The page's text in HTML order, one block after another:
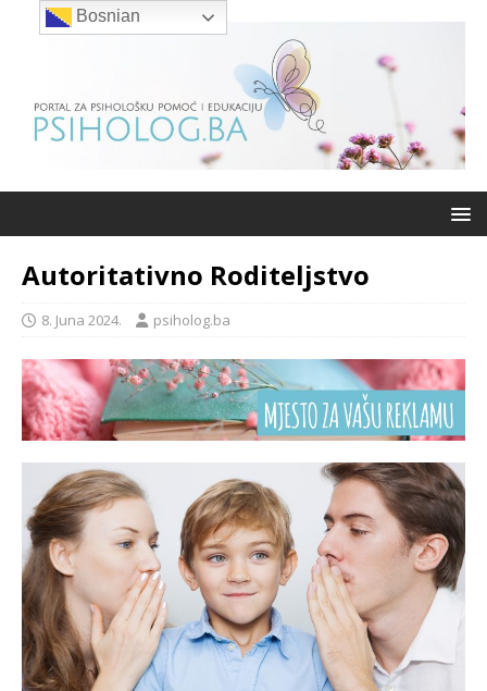
Autoritativno Roditeljstvo
8. Juna 2024. psiholog.ba
Bosnian